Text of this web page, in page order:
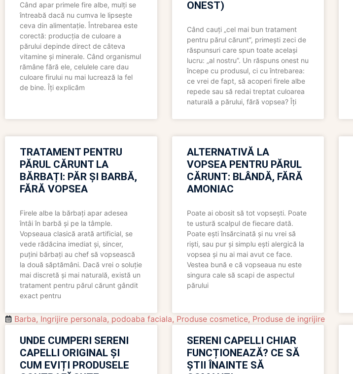
Când apar primele fire albe, mulți se
întreabă dacă nu cumva le lipsește
ceva din alimentație. Întrebarea este
corectă: producția de culoare a
părului depinde direct de câteva
vitamine și minerale. Când organismul
rămâne fără ele, celulele care dau
culoare firului nu mai lucrează la fel
de bine. Îți explicăm
ONEST)
Când cauți „cel mai bun tratament
pentru părul cărunt”, primești zeci de
răspunsuri care spun toate același
lucru: „al nostru”. Un răspuns onest nu
începe cu produsul, ci cu întrebarea:
ce vrei de fapt, să acoperi firele albe
repede sau să redai treptat culoarea
naturală a părului, fără vopsea? Îți
TRATAMENT PENTRU
PĂRUL CĂRUNT LA
BĂRBAȚI: PĂR ȘI BARBĂ,
FĂRĂ VOPSEA
Firele albe la bărbați apar adesea
întâi în barbă și pe la tâmple.
Vopseaua clasică arată artificial, se
vede rădăcina imediat și, sincer,
puțini bărbați au chef să vopsească
la două săptămâni. Dacă vrei o soluție
mai discretă și mai naturală, există un
tratament pentru părul cărunt gândit
exact pentru
ALTERNATIVĂ LA
VOPSEA PENTRU PĂRUL
CĂRUNT: BLÂNDĂ, FĂRĂ
AMONIAC
Poate ai obosit să tot vopsești. Poate
te ustură scalpul de fiecare dată.
Poate ești însărcinată și nu vrei să
riști, sau pur și simplu ești alergică la
vopsea și nu ai mai avut ce face.
Vestea bună e că vopseaua nu este
singura cale să scapi de aspectul
părului
Barba, Ingrijire personala, podoaba faciala, Produse cosmetice, Produse de ingrijire
UNDE CUMPERI SERENI
CAPELLI ORIGINAL ȘI
CUM EVIȚI PRODUSELE
SERENI CAPELLI CHIAR
FUNCȚIONEAZĂ? CE SĂ
ȘTII ÎNAINTE SĂ